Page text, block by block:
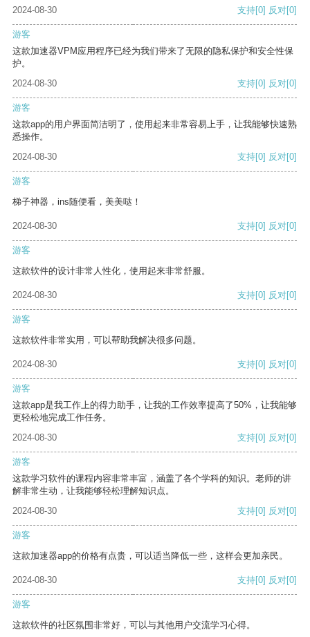
2024-08-30 支持[0] 反对[0]
游客
这款加速器VPM应用程序已经为我们带来了无限的隐私保护和安全性保
护。
2024-08-30
支持[0] 反对[0]
游客
这款app的用户界面简洁明了，使用起来非常容易上手，让我能够快速熟
悉操作。
2024-08-30
支持[0] 反对[0]
游客
梯子神器，ins随便看，美美哒！
2024-08-30 支持[0] 反对[0]
游客
这款软件的设计非常人性化，使用起来非常舒服。
2024-08-30 支持[0] 反对[0]
游客
这款软件非常实用，可以帮助我解决很多问题。
2024-08-30 支持[0] 反对[0]
游客
这款app是我工作上的得力助手，让我的工作效率提高了50%，让我能够
更轻松地完成工作任务。
2024-08-30
支持[0] 反对[0]
游客
这款学习软件的课程内容非常丰富，涵盖了各个学科的知识。老师的讲
解非常生动，让我能够轻松理解知识点。
2024-08-30
支持[0] 反对[0]
游客
这款加速器app的价格有点贵，可以适当降低一些，这样会更加亲民。
2024-08-30 支持[0] 反对[0]
游客
这款软件的社区氛围非常好，可以与其他用户交流学习心得。